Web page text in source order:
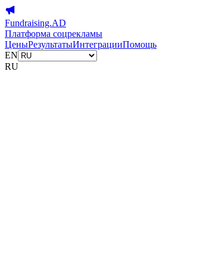
Fundraising.AD
Платформа соцрекламы
ЦеныРезультатыИнтеграцииПомощь
EN
RU